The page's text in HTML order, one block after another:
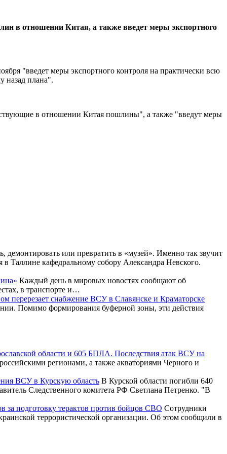
в отношении Китая, а также введет меры экспортного
"введет меры экспортного контроля на практически всю
назад плана".
в отношении Китая пошлины", а также "введут меры
демонтировать или превратить в «музей». Именно так звучит
Таллине кафедральному собору Александра Невского.
Каждый день в мировых новостях сообщают об
в транспорте и…
перерезает снабжение ВСУ в Славянске и Краматорске
Помимо формирования буферной зоны, эти действия
области и 605 БПЛА. Последствия атак ВСУ на
регионами, а также акваториями Черного и
ВСУ в Курскую область В Курской области погибли 640
Следственного комитета РФ Светлана Петренко. "В
за подготовку терактов против бойцов СВО Сотрудники
террористической организации. Об этом сообщили в